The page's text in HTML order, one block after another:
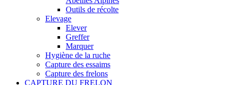
Outils de récolte
Elevage
Elever
Greffer
Marquer
Hygiène de la ruche
Capture des essaims
Capture des frelons
CAPTURE DU FRELON